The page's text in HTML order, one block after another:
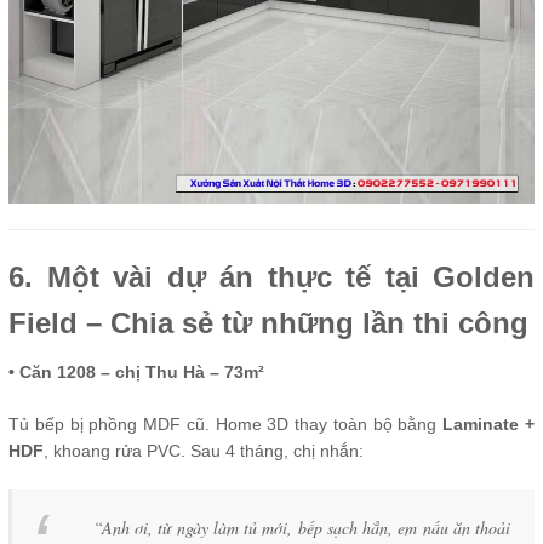
6. Một vài dự án thực tế tại Golden
Field – Chia sẻ từ những lần thi công
• Căn 1208 – chị Thu Hà – 73m²
Tủ bếp bị phồng MDF cũ. Home 3D thay toàn bộ bằng Laminate +
HDF , khoang rửa PVC. Sau 4 tháng, chị nhắn:
“Anh ơi, từ ngày làm tủ mới, bếp sạch hẳn, em nấu ăn thoải